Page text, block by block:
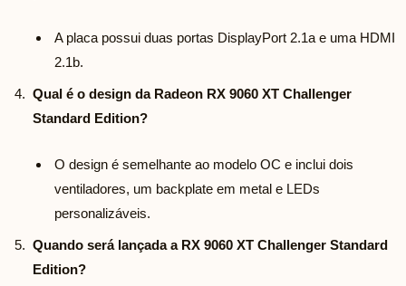
A placa possui duas portas DisplayPort 2.1a e uma HDMI
2.1b.
Qual é o design da Radeon RX 9060 XT Challenger
Standard Edition?
O design é semelhante ao modelo OC e inclui dois
ventiladores, um backplate em metal e LEDs
personalizáveis.
Quando será lançada a RX 9060 XT Challenger Standard
Edition?